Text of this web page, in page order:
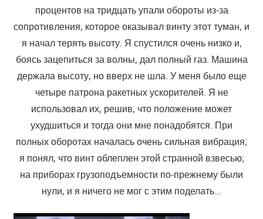
процентов на тридцать упали обороты из-за
сопротивления, которое оказывал винту этот туман, и
я начал терять высоту. Я спустился очень низко и,
боясь зацепиться за волны, дал полный газ. Машина
держала высоту, но вверх не шла. У меня было еще
четыре патрона ракетных ускорителей. Я не
использовал их, решив, что положение может
ухудшиться и тогда они мне понадобятся. При
полных оборотах началась очень сильная вибрация;
я понял, что винт облеплен этой странной взвесью;
на приборах грузоподъемности по-прежнему были
нули, и я ничего не мог с этим поделать…